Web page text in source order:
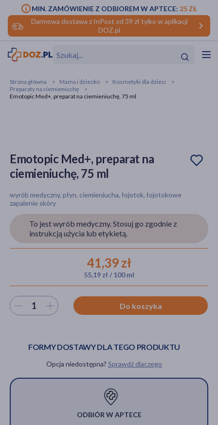
Darmowa dostawa z InPost od 39 zł tylko w aplikacji
DOZ.pl
MIN. ZAMÓWIENIE Z ODBIOREM W APTECE: 25 ZŁ
Strona główna Mama i dziecko
Kosmetyki dla dzieci
Preparaty na ciemieniuchę
Emotopic Med+, preparat na ciemieniuchę, 75 ml
Emotopic Med+, preparat na
ciemieniuchę, 75 ml
wyrób medyczny, płyn, ciemieniucha, łojotok, łojotokowe
zapalenie skóry
To jest wyrób medyczny. Stosuj go zgodnie z
instrukcją użycia lub etykietą.
41,39 zł
55,19 zł / 100 ml
Wybierz ilość Do koszyka
FORMY DOSTAWY DLA TEGO PRODUKTU
Opcja niedostępna? Sprawdź dlaczego
ODBIÓR W APTECE